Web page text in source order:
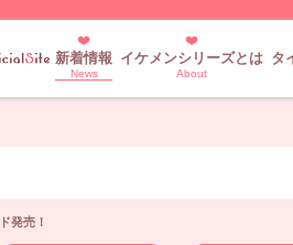
新着情報
News
イケメンシリーズとは
About
タ
発売！